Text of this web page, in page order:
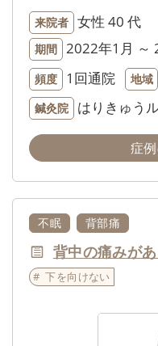
来院者 女性 40 代
期間 2022年1月 ～
頻度 1回通院 地域
鍼灸院 はりきゅう
症
不眠 背部痛
背中の痛みが
下を向けない